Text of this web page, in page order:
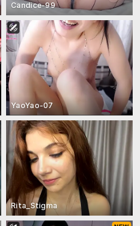
Candice-99
YaoYao-07
Rita_Stigma